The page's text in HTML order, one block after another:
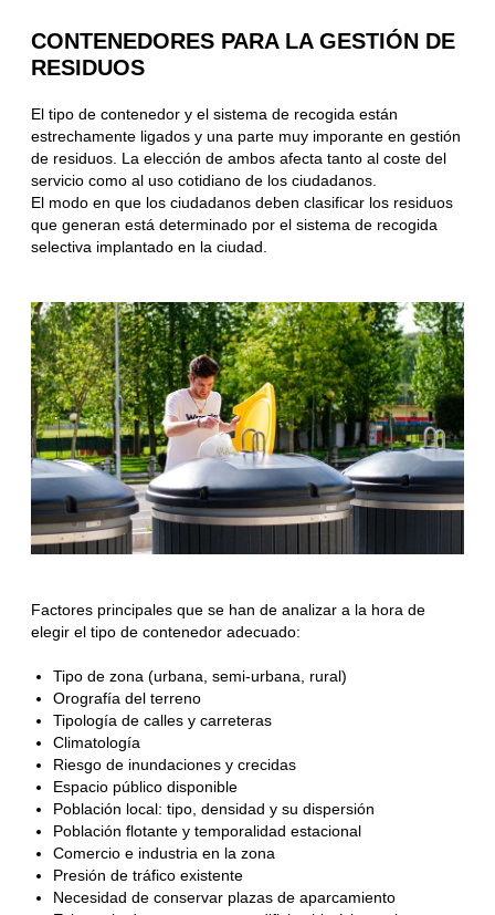
CONTENEDORES PARA LA GESTIÓN DE
RESIDUOS
El tipo de contenedor y el sistema de recogida están
estrechamente ligados y una parte muy imporante en gestión
de residuos. La elección de ambos afecta tanto al coste del
servicio como al uso cotidiano de los ciudadanos.
El modo en que los ciudadanos deben clasificar los residuos
que generan está determinado por el sistema de recogida
selectiva implantado en la ciudad.
Factores principales que se han de analizar a la hora de
elegir el tipo de contenedor adecuado:
Tipo de zona (urbana, semi-urbana, rural)
Orografía del terreno
Tipología de calles y carreteras
Climatología
Riesgo de inundaciones y crecidas
Espacio público disponible
Población local: tipo, densidad y su dispersión
Población flotante y temporalidad estacional
Comercio e industria en la zona
Presión de tráfico existente
Necesidad de conservar plazas de aparcamiento